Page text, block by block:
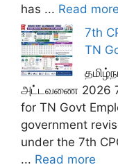
has ... Read more
7th
TN
அட்டவணை 2026
for TN Govt
government
under the 7th
... Read more